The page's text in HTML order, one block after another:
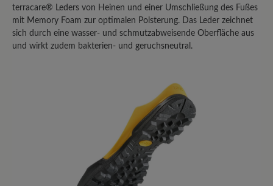
Bewertung schreiben
Bewertung mit 1 von 5 Sternen
Der Bär Bergkomfort Wanderstiefel
2.0 ist eine teure Enttäuschung
terracare® Leders von Heinen und einer Umschließung des Fußes
mit Memory Foam zur optimalen Polsterung. Das Leder zeichnet
sich durch eine wasser- und schmutzabweisende Oberfläche aus
und wirkt zudem bakterien- und geruchsneutral.